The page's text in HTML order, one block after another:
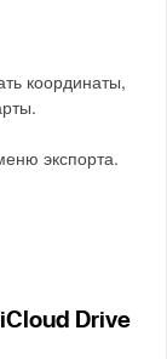
координаты,
экспорта.
Drive